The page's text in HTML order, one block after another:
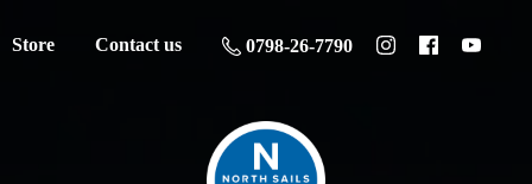
Store Contact us 0798-26-7790